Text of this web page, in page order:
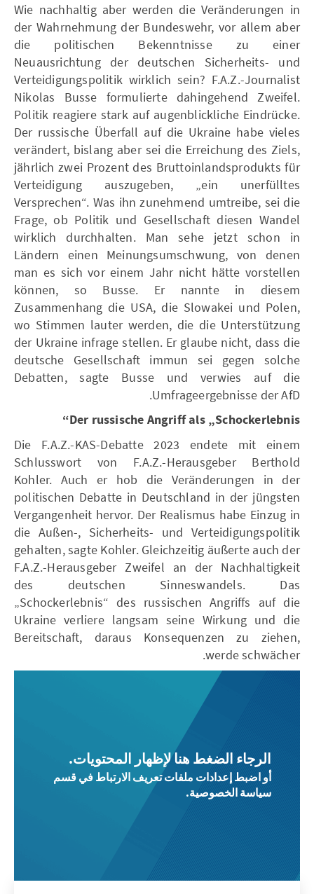
Wie nachhaltig aber werden die Veränderungen in
der Wahrnehmung der Bundeswehr, vor allem aber
die politischen Bekenntnisse zu einer
Neuausrichtung der deutschen Sicherheits- und
Verteidigungspolitik wirklich sein? F.A.Z.-Journalist
Nikolas Busse formulierte dahingehend Zweifel.
Politik reagiere stark auf augenblickliche Eindrücke.
Der russische Überfall auf die Ukraine habe vieles
verändert, bislang aber sei die Erreichung des Ziels,
jährlich zwei Prozent des Bruttoinlandsprodukts für
Verteidigung auszugeben, „ein unerfülltes
Versprechen“. Was ihn zunehmend umtreibe, sei die
Frage, ob Politik und Gesellschaft diesen Wandel
wirklich durchhalten. Man sehe jetzt schon in
Ländern einen Meinungsumschwung, von denen
man es sich vor einem Jahr nicht hätte vorstellen
können, so Busse. Er nannte in diesem
Zusammenhang die USA, die Slowakei und Polen,
wo Stimmen lauter werden, die die Unterstützung
der Ukraine infrage stellen. Er glaube nicht, dass die
deutsche Gesellschaft immun sei gegen solche
Debatten, sagte Busse und verwies auf die
Umfrageergebnisse der AfD.
Der russische Angriff als „Schockerlebnis“
Die F.A.Z.-KAS-Debatte 2023 endete mit einem
Schlusswort von F.A.Z.-Herausgeber Berthold
Kohler. Auch er hob die Veränderungen in der
politischen Debatte in Deutschland in der jüngsten
Vergangenheit hervor. Der Realismus habe Einzug in
die Außen-, Sicherheits- und Verteidigungspolitik
gehalten, sagte Kohler. Gleichzeitig äußerte auch der
F.A.Z.-Herausgeber Zweifel an der Nachhaltigkeit
des deutschen Sinneswandels. Das
„Schockerlebnis“ des russischen Angriffs auf die
Ukraine verliere langsam seine Wirkung und die
Bereitschaft, daraus Konsequenzen zu ziehen,
werde schwächer.
الرجاء الضغط هنا لإظهار المحتويات.
أو اضبط إعدادات ملفات تعريف الارتباط في قسم
سياسة الخصوصية.